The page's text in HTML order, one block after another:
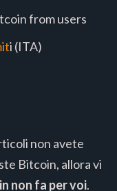
from users
iti (ITA)
non avete
Bitcoin, allora vi
non fa per voi.